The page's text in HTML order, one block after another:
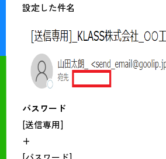
設定した件名
パスワード
[送信専用]
+